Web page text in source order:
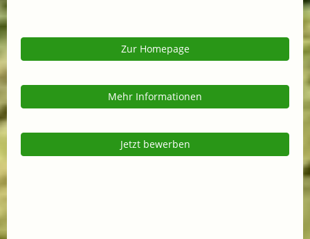
Zur Homepage
Mehr Informationen
Jetzt bewerben